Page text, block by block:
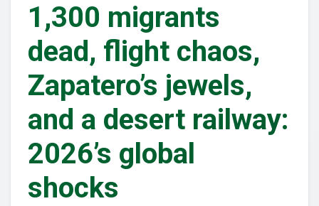
1,300 migrants
dead, flight chaos,
Zapatero’s jewels,
and a desert railway:
2026’s global
shocks